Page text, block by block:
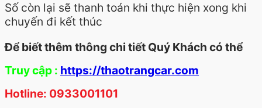
Số còn lại sẽ thanh toán khi thực hiện xong khi
chuyến đi kết thúc
Để biết thêm thông chi tiết Quý Khách có thể
Truy cập : https://thaotrangcar.com
Hotline: 0933001101